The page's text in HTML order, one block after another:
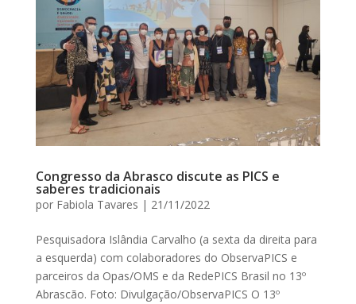
Congresso da Abrasco discute as PICS e
saberes tradicionais
por Fabiola Tavares | 21/11/2022
Pesquisadora Islândia Carvalho (a sexta da direita para
a esquerda) com colaboradores do ObservaPICS e
parceiros da Opas/OMS e da RedePICS Brasil no 13º
Abrascão. Foto: Divulgação/ObservaPICS O 13º